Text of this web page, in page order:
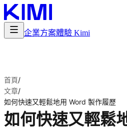
企業方案體驗 Kimi
首頁/
文章/
如何快速又輕鬆地用 Word 製作履歷
如何快速又輕鬆